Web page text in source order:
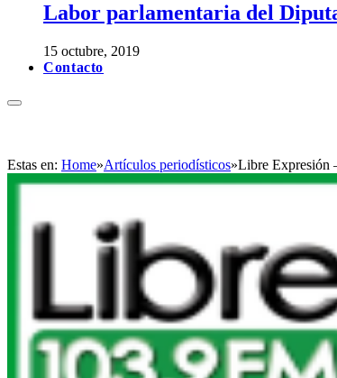
Labor parlamentaria del
15 octubre, 2019
Contacto
Estas en: Home»Artículos periodísticos»Libre Expresión